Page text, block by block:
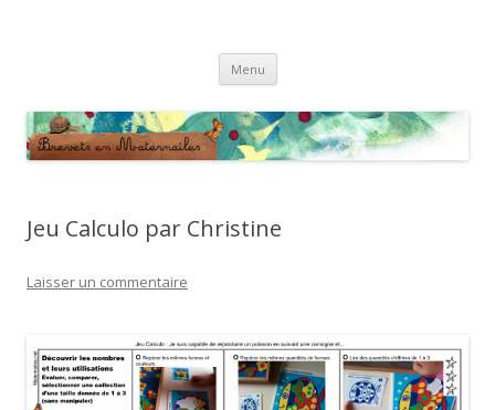
Menu Aller
contenu
Jeu Calculo par Christine
Laisser un commentaire